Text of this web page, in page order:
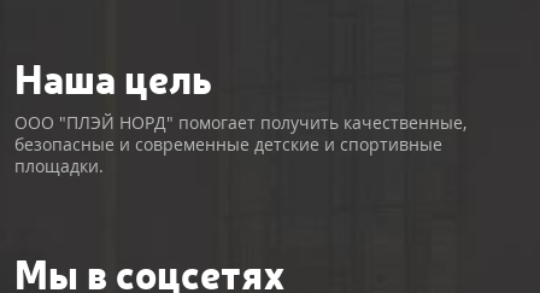
Наша цель
ООО "ПЛЭЙ НОРД" помогает получить качественные,
безопасные и современные детские и спортивные
площадки.
Мы в соцсетях